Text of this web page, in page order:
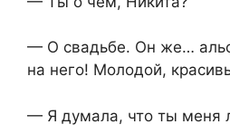
— О свадьбе. Он же…
на него! Молодой,
— Я думала, что ты меня